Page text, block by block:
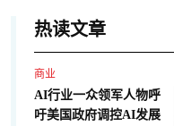
热读文章
商业
AI行业一众领军人物呼
吁美国政府调控AI发展